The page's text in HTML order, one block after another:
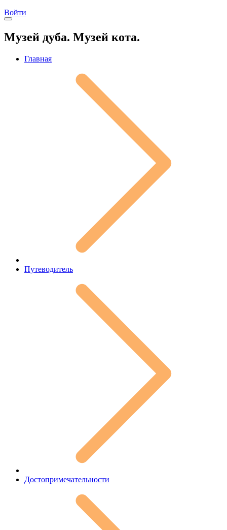
Войти
Музей дуба. Музей кота.
Главная
Путеводитель
Достопримечательности